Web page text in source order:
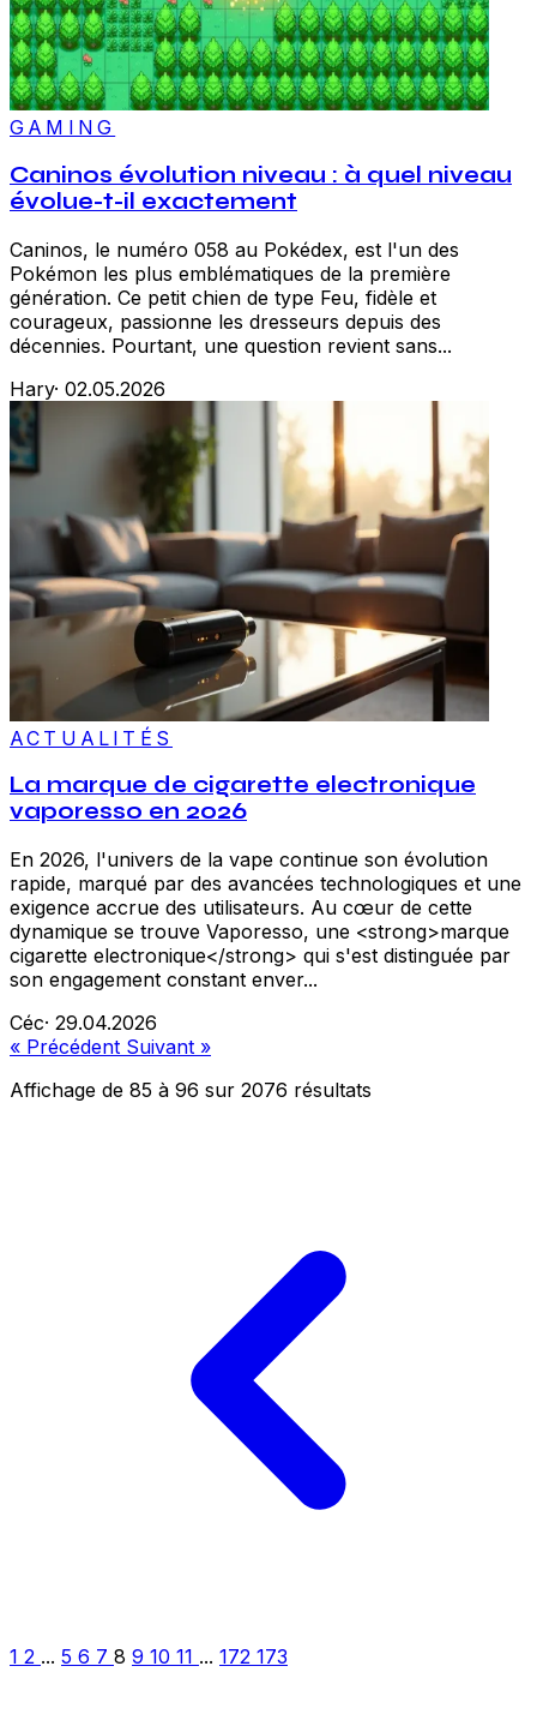
GAMING
Caninos évolution niveau : à quel niveau
évolue-t-il exactement
Caninos, le numéro 058 au Pokédex, est l'un des
Pokémon les plus emblématiques de la première
génération. Ce petit chien de type Feu, fidèle et
courageux, passionne les dresseurs depuis des
décennies. Pourtant, une question revient sans...
Hary· 02.05.2026
ACTUALITÉS
La marque de cigarette electronique
vaporesso en 2026
En 2026, l'univers de la vape continue son évolution
rapide, marqué par des avancées technologiques et une
exigence accrue des utilisateurs. Au cœur de cette
dynamique se trouve Vaporesso, une <strong>marque
cigarette electronique</strong> qui s'est distinguée par
son engagement constant enver...
Céc· 29.04.2026
« Précédent Suivant »
Affichage de 85 à 96 sur 2076 résultats
1 2 ... 5 6 7 8 9 10 11 ... 172 173